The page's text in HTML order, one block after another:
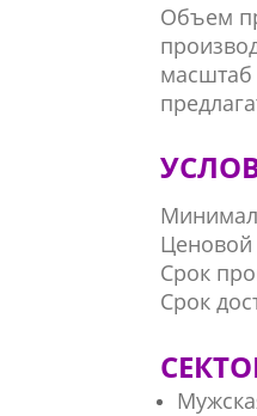
Объем
масштаб
Срок
Срок